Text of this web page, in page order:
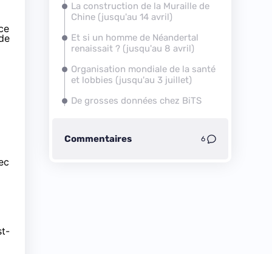
La construction de la Muraille de
Chine (jusqu'au 14 avril)
Et si un homme de Néandertal
renaissait ? (jusqu'au 8 avril)
Organisation mondiale de la santé
et lobbies (jusqu'au 3 juillet)
De grosses données chez BiTS
Commentaires 6